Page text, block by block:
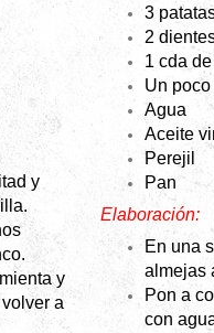
y
y
a
3
2
1 cda
Un
Agua
Aceite
Perejil
Pan
Elaboración:
En una
almejas
Pon a
con